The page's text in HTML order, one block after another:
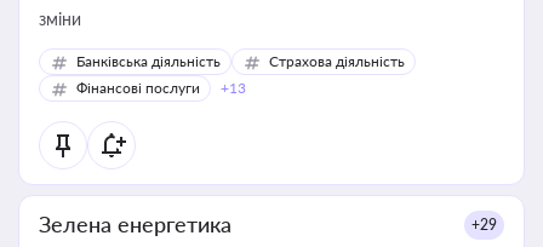
зміни
Банківська діяльність
Страхова діяльність
Фінансові послуги
+13
Зелена енергетика +29